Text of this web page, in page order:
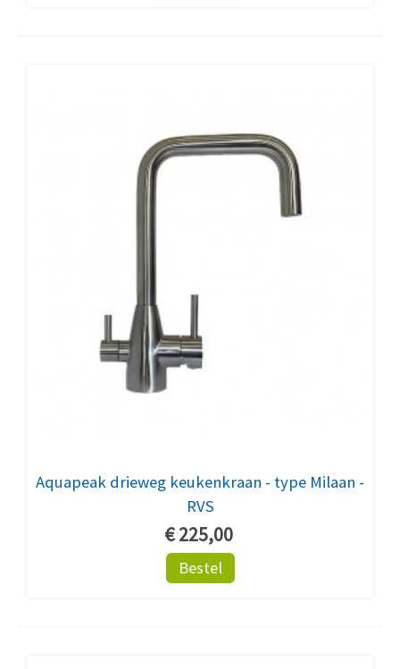
Aquapeak drieweg keukenkraan - type Milaan -
RVS
€ 225,00
Bestel